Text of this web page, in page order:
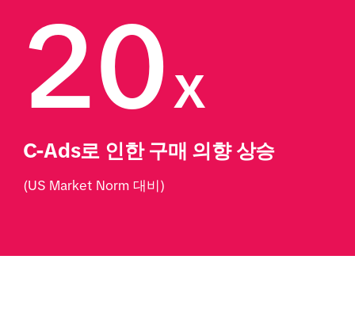
20x
C-Ads로 인한 구매 의향 상승
(US Market Norm 대비)